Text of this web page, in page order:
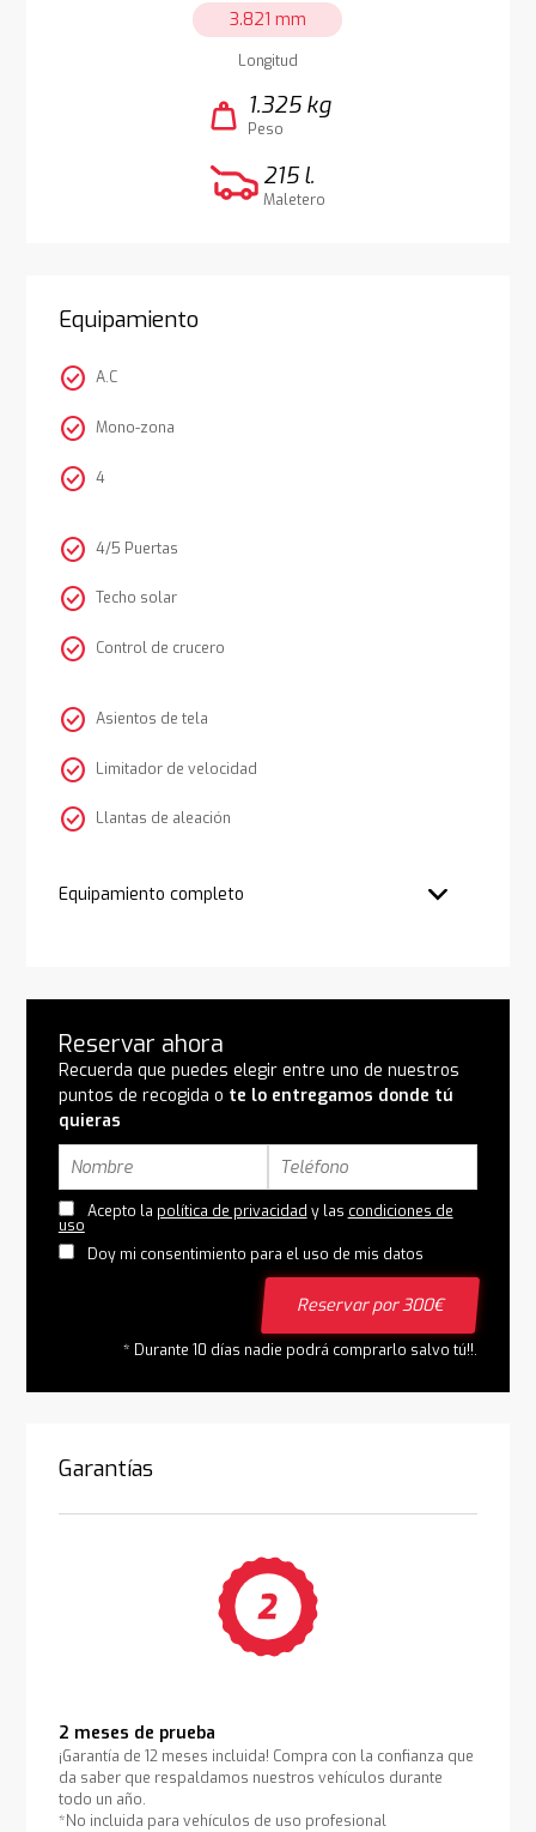
3.821 mm
Longitud
weight 1.325 kg
Peso
215 l.
Maletero
Equipamiento
check_circle A.C
check_circle Mono-zona
check_circle 4
check_circle 4/5 Puertas
check_circle Techo solar
check_circle Control de crucero
check_circle Asientos de tela
check_circle Limitador de velocidad
check_circle Llantas de aleación
Equipamiento completo
Reservar ahora
Recuerda que puedes elegir entre uno de nuestros
puntos de recogida o te lo entregamos donde tú
quieras
Acepto la política de privacidad y las condiciones de
uso
Doy mi consentimiento para el uso de mis datos
Reservar por 300€
* Durante 10 días nadie podrá comprarlo salvo tú!!.
Garantías
2 meses de prueba
¡Garantía de 12 meses incluida! Compra con la confianza que
da saber que respaldamos nuestros vehículos durante
todo un año.
*No incluida para vehículos de uso profesional